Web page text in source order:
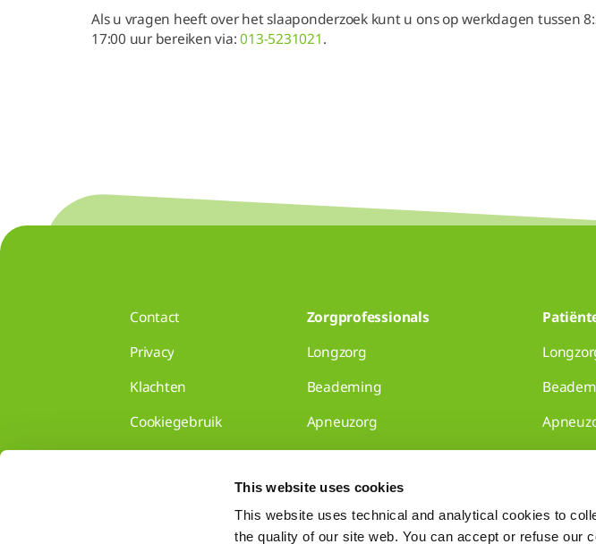
This website uses cookies
This website uses technical and analytical cookies to
the quality of our site web. You can accept or refuse our
Als u vragen heeft over het slaaponderzoek kunt u ons op werkdagen tussen
17:00 uur bereiken via:013-5231021.
Contact
Privacy
Klachten
Cookiegebruik
Disclaimer
Zorgprofessionals
Longzorg
Beademing
Apneuzorg
Longzorg voor huisartsenpraktijken